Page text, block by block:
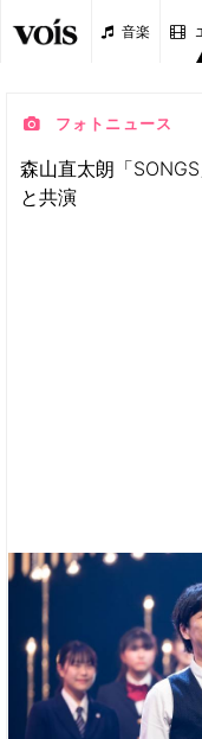
音楽
フォトニュース
森山直太朗「
と共演